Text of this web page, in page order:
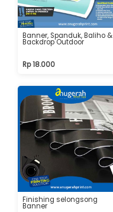
Banner, Spanduk, Baliho &
Backdrop Outdoor
Rp 18.000
Finishing selongsong
Banner